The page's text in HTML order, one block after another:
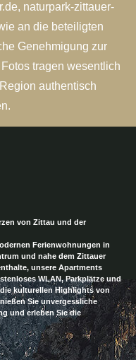
naturpark-zittauer-
an die beteiligten
Genehmigung zur
tragen wesentlich
authentisch
von Zittau und der
Ferienwohnungen in
und nahe dem Zittauer
unsere Apartments
WLAN, Parkplätze und
kulturellen Highlights von
Sie unvergessliche
und erleben Sie die